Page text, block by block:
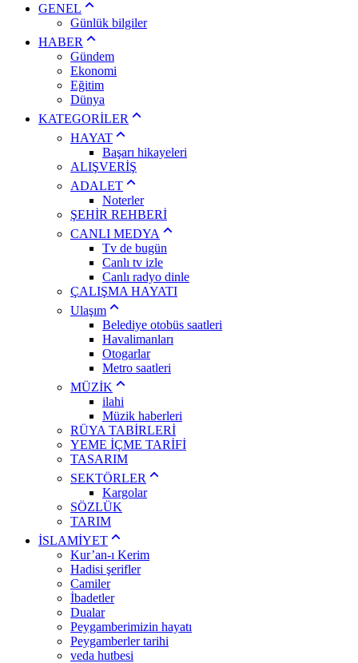
GENEL
Günlük bilgiler
HABER
Gündem
Ekonomi
Eğitim
Dünya
KATEGORİLER
HAYAT
Başarı hikayeleri
ALIŞVERİŞ
ADALET
Noterler
ŞEHİR REHBERİ
CANLI MEDYA
Tv de bugün
Canlı tv izle
Canlı radyo dinle
ÇALIŞMA HAYATI
Ulaşım
Belediye otobüs saatleri
Havalimanları
Otogarlar
Metro saatleri
MÜZİK
ilahi
Müzik haberleri
RÜYA TABİRLERİ
YEME İÇME TARİFİ
TASARIM
SEKTÖRLER
Kargolar
SÖZLÜK
TARIM
İSLAMİYET
Kur’an-ı Kerim
Hadisi şerifler
Camiler
İbadetler
Dualar
Peygamberimizin hayatı
Peygamberler tarihi
veda hutbesi